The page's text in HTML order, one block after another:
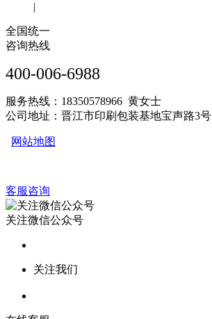
|
全国统一
咨询热线
400-006-6988
服务热线：18350578966 黄女士
公司地址：晋江市印刷包装基地宝声路3号
网站地图
客服咨询
关注微信公众号
关注我们